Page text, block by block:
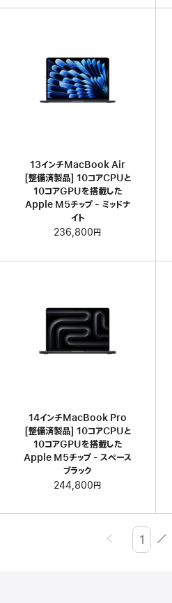
13インチMacBook Air
[整備済製品] 10コアCPUと
10コアGPUを搭載した
Apple M5チップ - ミッドナ
イト
236,800円
14インチMacBook Pro
[整備済製品] 10コアCPUと
10コアGPUを搭載した
Apple M5チップ - スペース
ブラック
244,800円
Page
Enter
／